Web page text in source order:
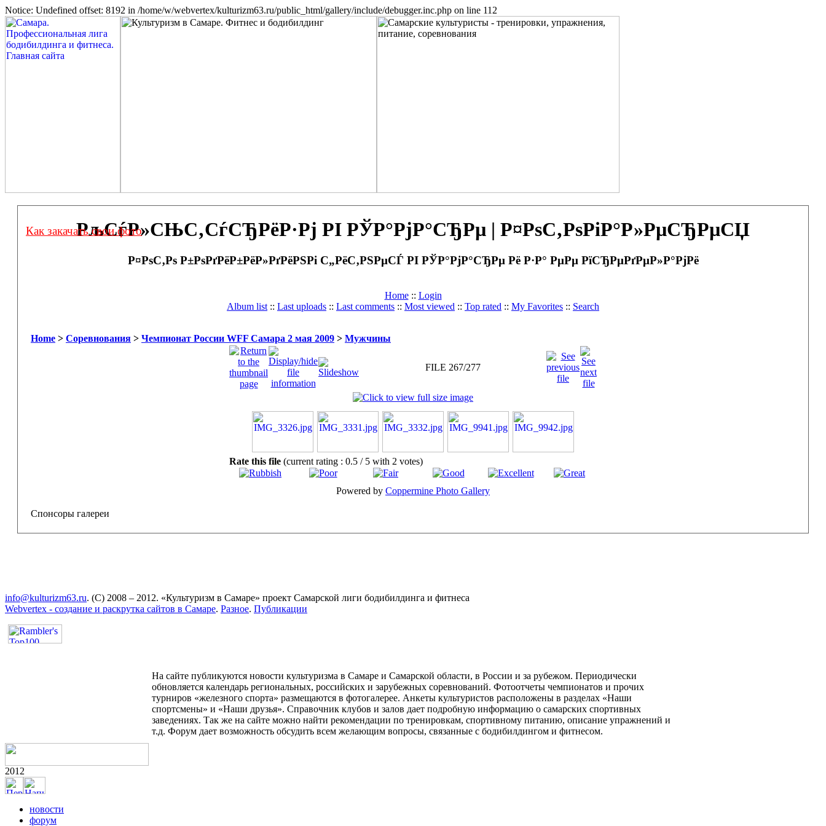
Notice: Undefined offset: 8192 in /home/w/webvertex/kulturizm63.ru/public_html/gallery/include/debugger.inc.php on line 112
РљСѓР»СЊС‚СѓСЂРёР·Рј РІ РЎР°РјР°СЂРµ | Р¤РѕС‚РѕРіР°Р»РµСЂРµСЏ
Р¤РѕС‚Рѕ Р±РѕРґРёР±РёР»РґРёРЅРі С„РёС‚РЅРµСЃ РІ РЎР°РјР°СЂРµ Рё Р·Р° РµРµ РїСЂРµРґРµР»Р°РјРё
Home:: Login
Album list :: Last uploads :: Last comments :: Most viewed :: Top rated :: My Favorites :: Search
Home > Соревнования > Чемпионат России WFF Самара 2 мая 2009 > Мужчины
FILE 267/277
Rate this file (current rating : 0.5 / 5 with 2 votes)
Powered by Coppermine Photo Gallery
Спонсоры галереи
info@kulturizm63.ru. (C) 2008 – 2012. «Культуризм в Самаре» проект Самарской лиги бодибилдинга и фитнеса
Webvertex - создание и раскрутка сайтов в Самаре. Разное. Публикации
На сайте публикуются новости культуризма в Самаре и Самарской области, в России и за рубежом. Периодически
обновляется календарь региональных, российских и зарубежных соревнований. Фотоотчеты чемпионатов и прочих
турниров «железного спорта» размещаются в фотогалерее. Анкеты культуристов расположены в разделах «Наши
спортсмены» и «Наши друзья». Справочник клубов и залов дает подробную информацию о самарских спортивных
заведениях. Так же на сайте можно найти рекомендации по тренировкам, спортивному питанию, описание упражнений и
т.д. Форум дает возможность обсудить всем желающим вопросы, связанные с бодибилдингом и фитнесом.
2012
новости
форум
Как закачать свои фото